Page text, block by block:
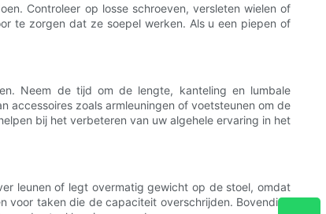
Controleer op losse schroeven, versleten wielen of
te zorgen dat ze soepel werken. Als u een piepen of
Neem de tijd om de lengte, kanteling en lumbale
accessoires zoals armleuningen of voetsteunen om de
bij het verbeteren van uw algehele ervaring in het
leunen of legt overmatig gewicht op de stoel, omdat
voor taken die de capaciteit overschrijden. Bovendien